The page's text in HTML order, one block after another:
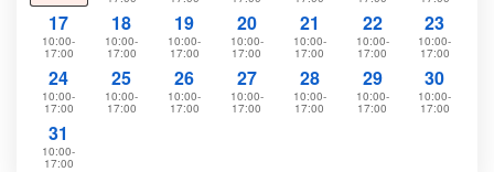
17
10:00-
17:00
18
10:00-
17:00
19
10:00-
17:00
20
10:00-
17:00
21
10:00-
17:00
22
10:00-
17:00
23
10:00-
17:00
24
10:00-
17:00
25
10:00-
17:00
26
10:00-
17:00
27
10:00-
17:00
28
10:00-
17:00
29
10:00-
17:00
30
10:00-
17:00
31
10:00-
17:00